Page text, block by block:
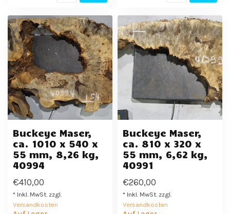
Buckeye Maser,
ca. 1010 x 540 x
55 mm, 8,26 kg,
40994
€410,00
* Inkl. MwSt. zzgl.
Versandkosten
Buckeye Maser,
ca. 810 x 320 x
55 mm, 6,62 kg,
40991
€260,00
* Inkl. MwSt. zzgl.
Versandkosten